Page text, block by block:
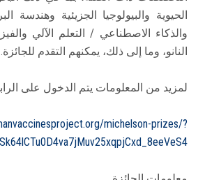
الحيوية والبيولوجيا الجزيئية وهندسة
والذكاء الاصطناعي / التعلم الآلي
النانو، وما إلى ذلك، يمكنهم التقدم للجائزة.
لمزيد من المعلومات يتم الدخول على
michelson-prizes/?